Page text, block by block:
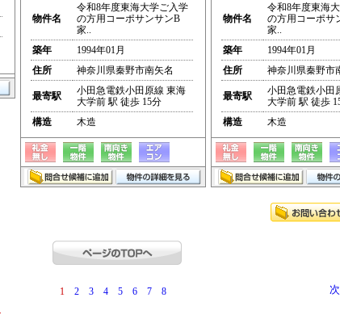
物件名
令和8年度東海大学ご入学
の方用コーポサンサンB
家..
築年
1994年01月
住所
神奈川県秦野市南矢名
最寄駅
小田急電鉄小田原線 東海
大学前 駅 徒歩 15分
構造
木造
物件名
令和8年度東海
の方用コーポサ
家..
築年
1994年01月
住所
神奈川県秦野市
最寄駅
小田急電鉄小田
大学前 駅 徒歩
構造
木造
1 2 3 4 5 6 7 8